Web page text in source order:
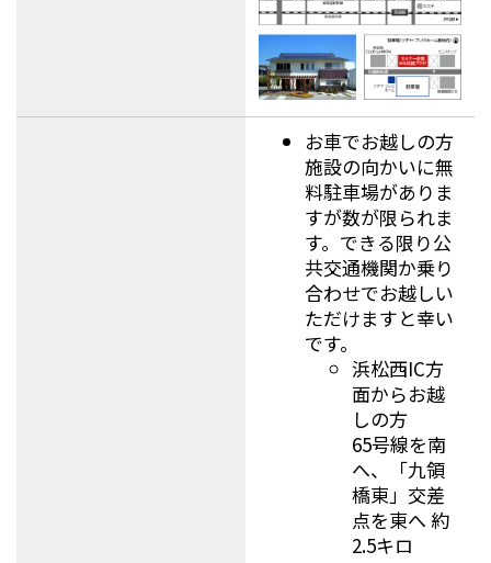
お車でお越しの方
施設の向かいに無
料駐車場がありま
すが数が限られま
す。できる限り公
共交通機関か乗り
合わせでお越しい
ただけますと幸い
です。
浜松西IC方
面からお越
しの方
65号線を南
へ、「九領
橋東」交差
点を東へ 約
2.5キロ